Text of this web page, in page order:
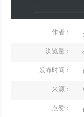
作者：
浏览量：
发布时间：
来源：
点赞：